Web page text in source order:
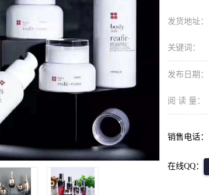
发货地址：
关键词：
发布日期：
阅 读 量：
销售电话：
在线QQ：